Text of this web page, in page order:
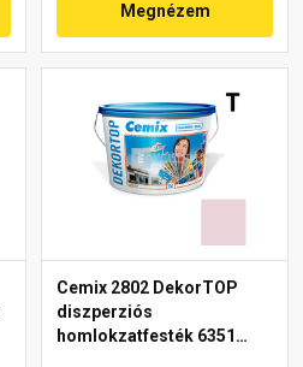
Megnézem
Cemix 2802 DekorTOP
diszperziós
homlokzatfesték 6351